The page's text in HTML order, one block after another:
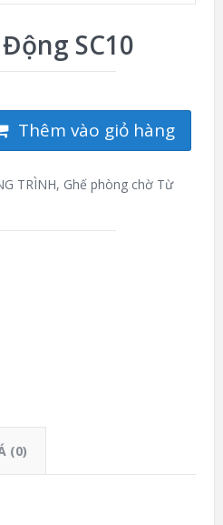
SC10
Thêm vào giỏ hàng
TRÌNH, Ghế phòng chờ Từ
(0)